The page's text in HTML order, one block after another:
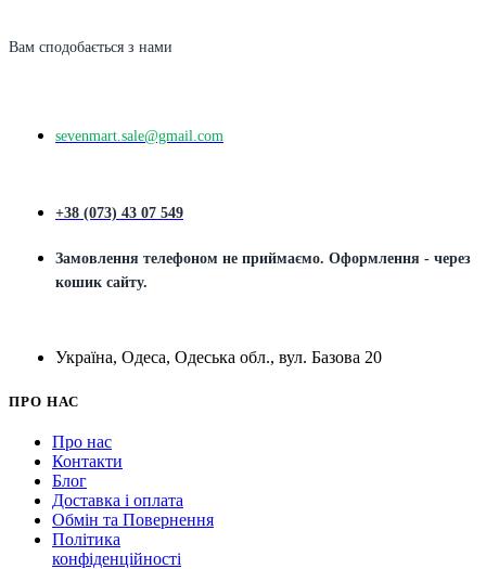
Вам сподобається з нами
sevenmart.sale@gmail.com
+38 (073) 43 07 549
Замовлення телефоном не приймаємо. Оформлення - через
кошик сайту.
Україна, Одеса, Одеська обл., вул. Базова 20
ПРО НАС
Про нас
Контакти
Блог
Доставка і оплата
Обмін та Повернення
Політика
конфіденційності